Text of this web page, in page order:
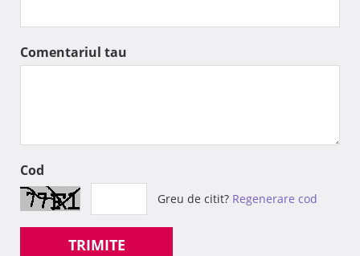
Comentariul tau
Cod
Greu de citit? Regenerare cod
TRIMITE